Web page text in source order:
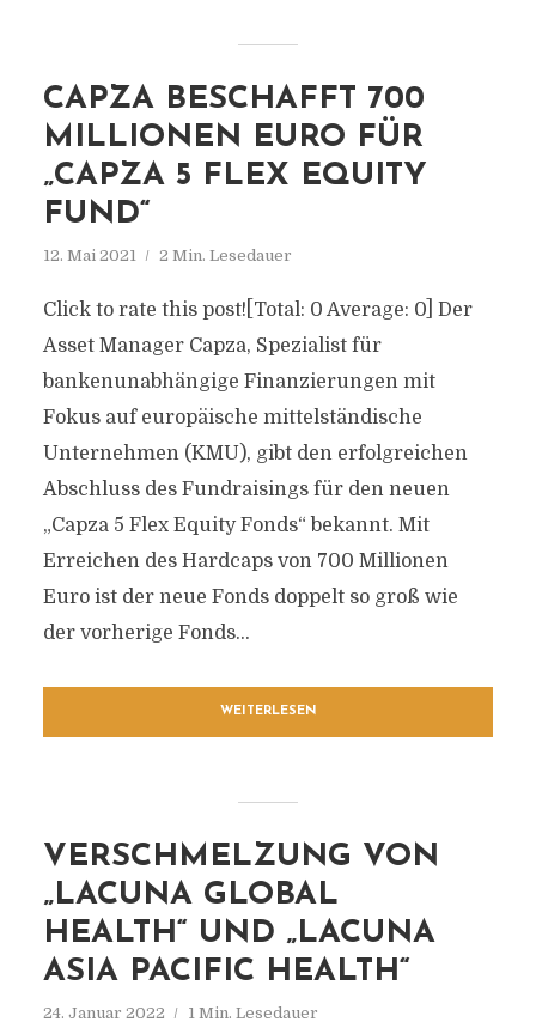
CAPZA BESCHAFFT 700
MILLIONEN EURO FÜR
„CAPZA 5 FLEX EQUITY
FUND“
12. Mai 2021 2 Min. Lesedauer
Click to rate this post![Total: 0 Average: 0] Der
Asset Manager Capza, Spezialist für
bankenunabhängige Finanzierungen mit
Fokus auf europäische mittelständische
Unternehmen (KMU), gibt den erfolgreichen
Abschluss des Fundraisings für den neuen
„Capza 5 Flex Equity Fonds“ bekannt. Mit
Erreichen des Hardcaps von 700 Millionen
Euro ist der neue Fonds doppelt so groß wie
der vorherige Fonds...
WEITERLESEN
VERSCHMELZUNG VON
„LACUNA GLOBAL
HEALTH“ UND „LACUNA
ASIA PACIFIC HEALTH“
24. Januar 2022 1 Min. Lesedauer